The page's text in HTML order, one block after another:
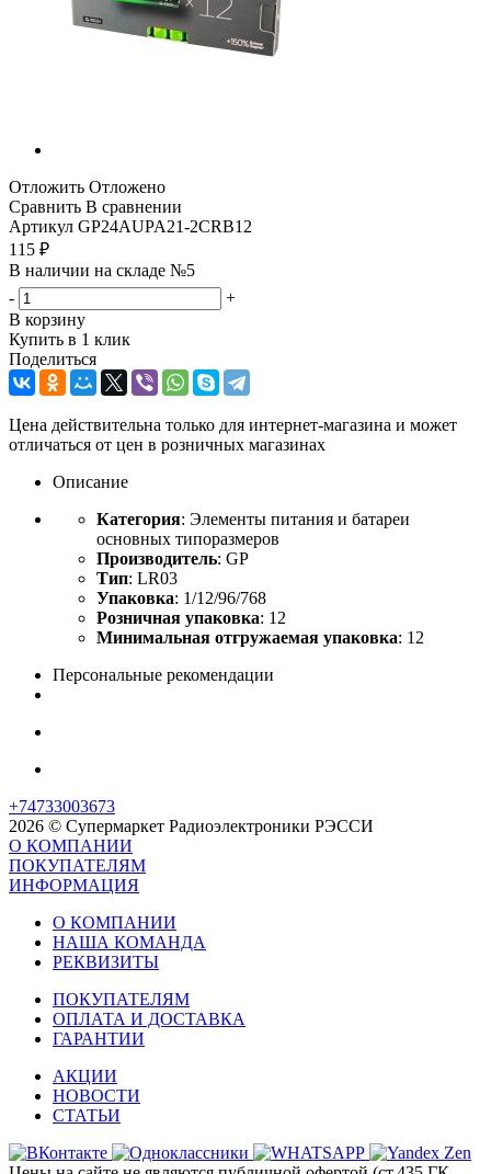
Отложить Отложено
Сравнить В сравнении
Артикул GP24AUPA21-2CRB12
115 ₽
В наличии на складе №5
-
+
В корзину
Купить в 1 клик
Поделиться
Цена действительна только для интернет-магазина и может
отличаться от цен в розничных магазинах
Описание
Категория: Элементы питания и батареи
основных типоразмеров
Производитель: GP
Тип: LR03
Упаковка: 1/12/96/768
Розничная упаковка: 12
Минимальная отгружаемая упаковка: 12
Персональные рекомендации
+74733003673
2026 © Супермаркет Радиоэлектроники РЭССИ
О КОМПАНИИ
ПОКУПАТЕЛЯМ
ИНФОРМАЦИЯ
О КОМПАНИИ
НАША КОМАНДА
РЕКВИЗИТЫ
ПОКУПАТЕЛЯМ
ОПЛАТА И ДОСТАВКА
ГАРАНТИИ
АКЦИИ
НОВОСТИ
СТАТЬИ